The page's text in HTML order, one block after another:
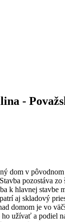
-
dom v
pozostáva zo
k hlavnej stavbe
aj skladový
domom je vo
užívať a podiel